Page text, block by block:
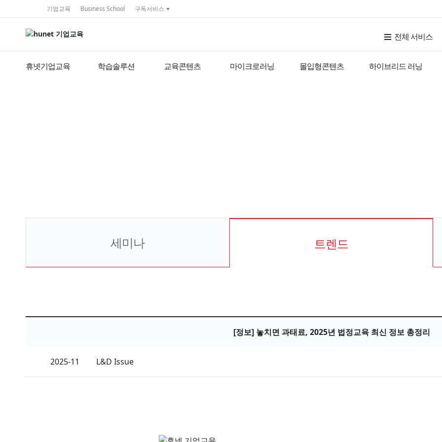
기업교육 Business School 구독서비스
전체 서비스
휴넷기업교육 학습솔루션 교육콘텐츠 마이크로러닝 몰입형콘텐츠 하이브리드 러닝
세미나 트렌드
[정보] 놓치면 과태료, 2025년 법정교육 최신 정보 총정리
2025-11 L&D Issue